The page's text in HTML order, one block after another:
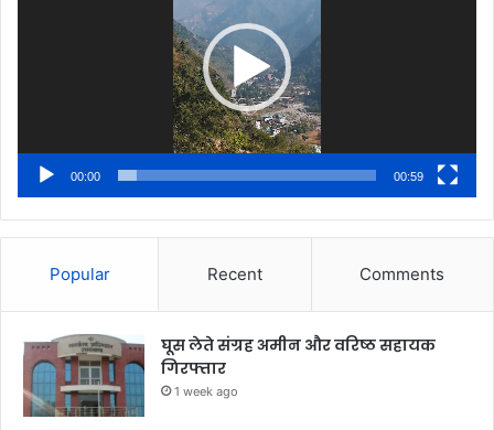
00:00 00:59
Popular Recent Comments
घूस लेते संग्रह अमीन और वरिष्ठ सहायक
गिरफ्तार
1 week ago